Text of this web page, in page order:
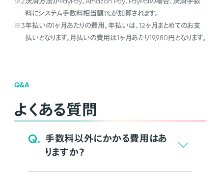
料にシステム手数料相当額1%が加算されます。
※3年払いの1ヶ月あたりの費用。年払いは、12ヶ月まとめてのお支
払いとなります。月払いの費用は1ヶ月あたり19,980円となります。
Q&A
よくある質問
Q. 手数料以外にかかる費用はあ
りますか？